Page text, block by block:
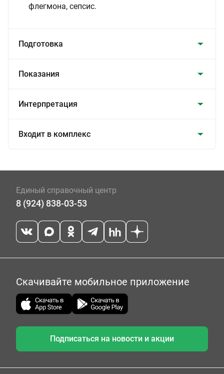
флегмона, сепсис.
Подготовка
Показания
Интерпретация
Входит в комплекс
Единый справочный центр
8 (924) 838-03-53
Скачивайте мобильное приложение
Подписаться на новости и акции